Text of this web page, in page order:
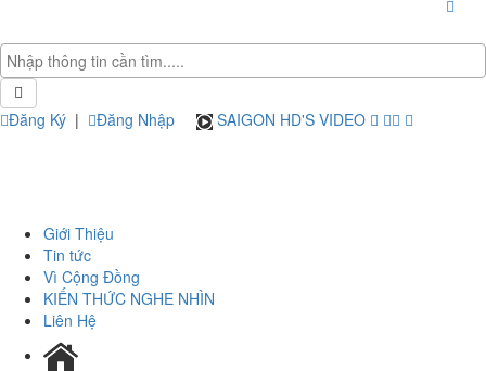
Đăng Ký | Đăng Nhập SAIGON HD'S VIDEO
Giới Thiệu
Tin tức
Vì Cộng Đồng
KIẾN THỨC NGHE NHÌN
Liên Hệ